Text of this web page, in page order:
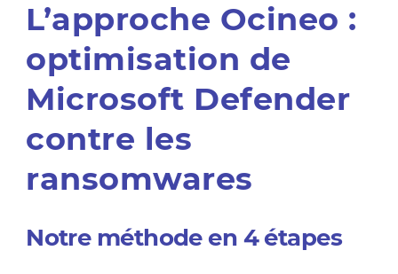
L’approche Ocineo :
optimisation de
Microsoft Defender
contre les
ransomwares
Notre méthode en 4 étapes